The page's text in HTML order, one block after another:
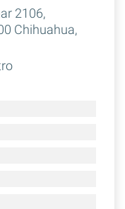
2106,
Chihuahua,